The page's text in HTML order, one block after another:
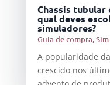
Chassis tubular
qual deves
simuladores?
Guia de compra,
A popularidade
crescido nos